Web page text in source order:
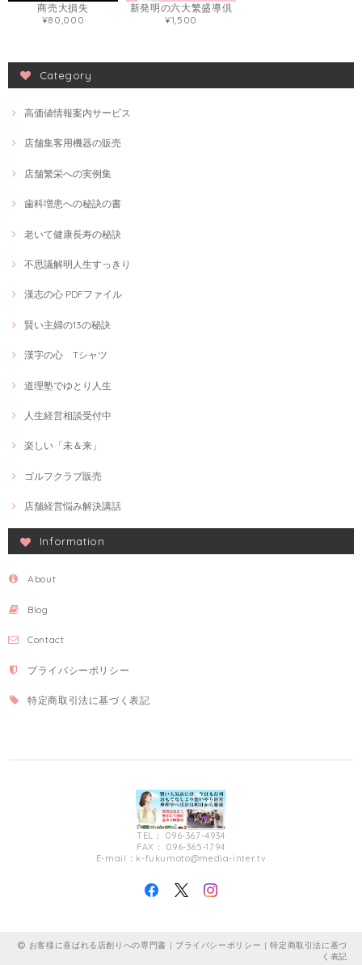
商売大損失
¥80,000
新発明の六大繁盛導倶
¥1,500
Category
高価値情報案内サービス
店舗集客用機器の販売
店舗繁栄への実例集
歯科増患への秘訣の書
老いて健康長寿の秘訣
不思議解明人生すっきり
漢志の心 PDFファイル
賢い主婦の13の秘訣
漢字の心 Tシャツ
道理塾でゆとり人生
人生経営相談受付中
楽しい「未＆来」
ゴルフクラブ販売
店舗経営悩み解決講話
Information
About
Blog
Contact
プライバシーポリシー
特定商取引法に基づく表記
TEL： 096-367-4934
FAX： 096-365-1794
E-mail： k-fukumoto@media-inter.tv
お客様に喜ばれる店創りへの専門書 | プライバシーポリシー |特定商取引法に基づ
く表記